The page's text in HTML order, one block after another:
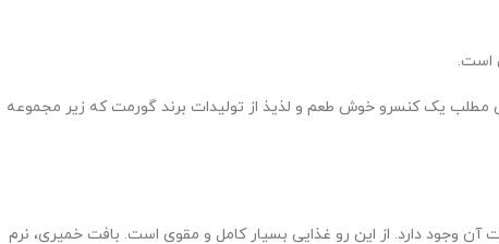
است.
مطلب یک کنسرو خوش طعم و لذیذ از تولیدات برند گورمت که زیر مجموعه
آن وجود دارد. از این رو غذایی بسیار کامل و مقوی است. بافت خمیری، نرم